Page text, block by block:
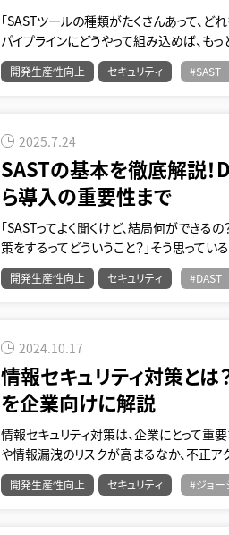
「SASTツールの種類がたくさんあって、ど
パイプラインにどうやって組み込めば、も
開発生産性向上 セキュリティ #SAST
2025.7.24
SASTの基本を徹底解説！
ら導入の重要性まで
「SASTってよく聞くけど、結局何ができる
策をするってどういうこと？」そう思って
開発生産性向上 セキュリティ #DAST
2024.10.17
情報セキュリティ対策とは
を企業向けに解説
情報セキュリティ対策は、企業にとって重
や情報漏洩のリスクが高まるなか、不正
開発生産性向上 セキュリティ #ジョー